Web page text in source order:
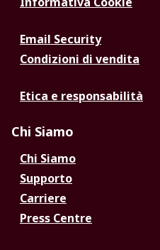
Email Security
Condizioni di vendita
Etica e responsabilità
Chi Siamo
Chi Siamo
Supporto
Carriere
Press Centre